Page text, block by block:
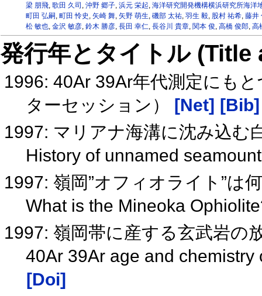
梁 朋飛, 歌田 久司 , 沖野 郷子, 浜元 栄起, 海洋研究開発機構横浜研究所海洋
町田 弘嗣 , 町田 怜史 , 矢崎 舞, 矢野 萌生, 磯部 太祐, 羽生 毅, 股村 祐希, 藤井
松 敏也, 金沢 敏彦, 鈴木 勝彦, 長田 幸仁, 長谷川 貴章, 関本 俊, 高橋 俊郎, 高
発行年とタイトル
1996: 40Ar 39Ar年代測定にも
ターセッション） [Net] [Bib]
1997: マリアナ海溝に沈み込む
History of unnamed
1997: 嶺岡”オフィオライト”は
What is the Mineoka
1997: 嶺岡帯に産する玄武岩の
40Ar 39Ar age and
[Doi]